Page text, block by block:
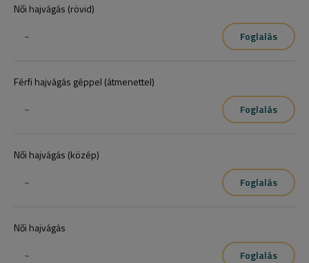
Női hajvágás (rövid)
~
Foglalás
Férfi hajvágás géppel (átmenettel)
~
Foglalás
Női hajvágás (közép)
~
Foglalás
Női hajvágás
~
Foglalás